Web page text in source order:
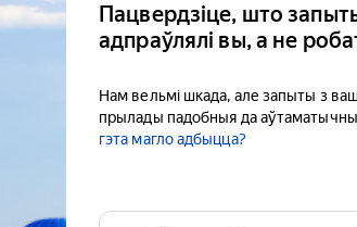
Пацвердзіце, што
адпраўлялі вы, а не
Нам вельмі шкада, але запыты з
прылады падобныя да
гэта магло адбыцца?